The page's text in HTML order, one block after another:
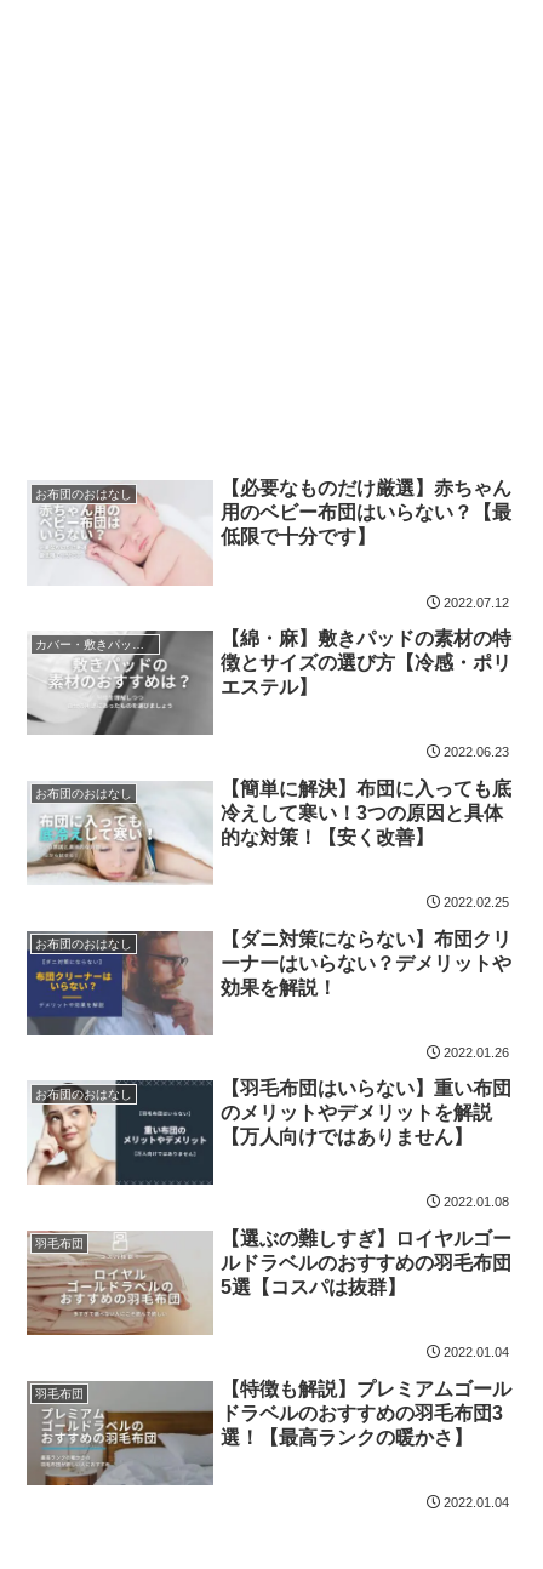
お布団のおはなし
【必要なものだけ厳選】赤ちゃん
用のベビー布団はいらない？【最
低限で十分です】
2022.07.12
カバー・敷きパッド・ベッドパッド
【綿・麻】敷きパッドの素材の特
徴とサイズの選び方【冷感・ポリ
エステル】
2022.06.23
お布団のおはなし
【簡単に解決】布団に入っても底
冷えして寒い！3つの原因と具体
的な対策！【安く改善】
2022.02.25
お布団のおはなし
【ダニ対策にならない】布団クリ
ーナーはいらない？デメリットや
効果を解説！
2022.01.26
お布団のおはなし
【羽毛布団はいらない】重い布団
のメリットやデメリットを解説
【万人向けではありません】
2022.01.08
羽毛布団
【選ぶの難しすぎ】ロイヤルゴー
ルドラベルのおすすめの羽毛布団
5選【コスパは抜群】
2022.01.04
羽毛布団
【特徴も解説】プレミアムゴール
ドラベルのおすすめの羽毛布団3
選！【最高ランクの暖かさ】
2022.01.04